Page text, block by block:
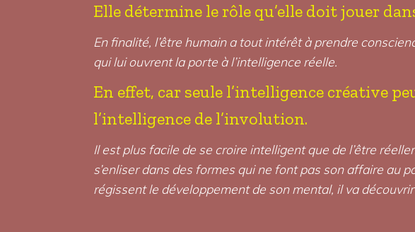
Elle détermine le rôle qu’elle doit jouer
En finalité, l’être humain a tout intérêt à prendre
qui lui ouvrent la porte à l’intelligence réelle.
En effet, car seule l’intelligence créative
l’intelligence de l’involution.
Il est plus facile de se croire intelligent que de l’être
s’enliser dans des formes qui ne font pas son affaire au
régissent le développement de son mental, il va